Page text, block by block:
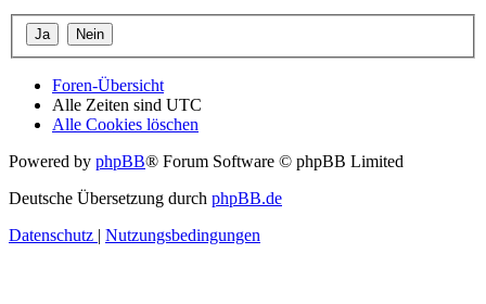
Foren-Übersicht
Alle Zeiten sind UTC
Alle Cookies löschen
Powered by phpBB® Forum Software © phpBB Limited
Deutsche Übersetzung durch phpBB.de
Datenschutz | Nutzungsbedingungen